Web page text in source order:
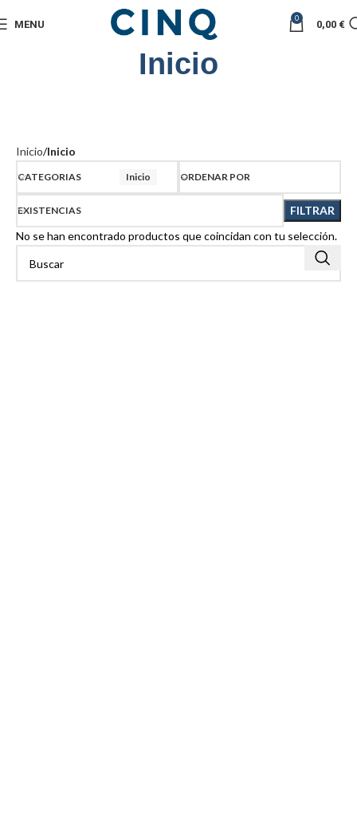
MENU 0 0,00 €
Inicio
Inicio Inicio
CATEGORIAS Inicio ORDENAR POR
EXISTENCIAS
FILTRAR
No se han encontrado productos que coincidan con tu selección.